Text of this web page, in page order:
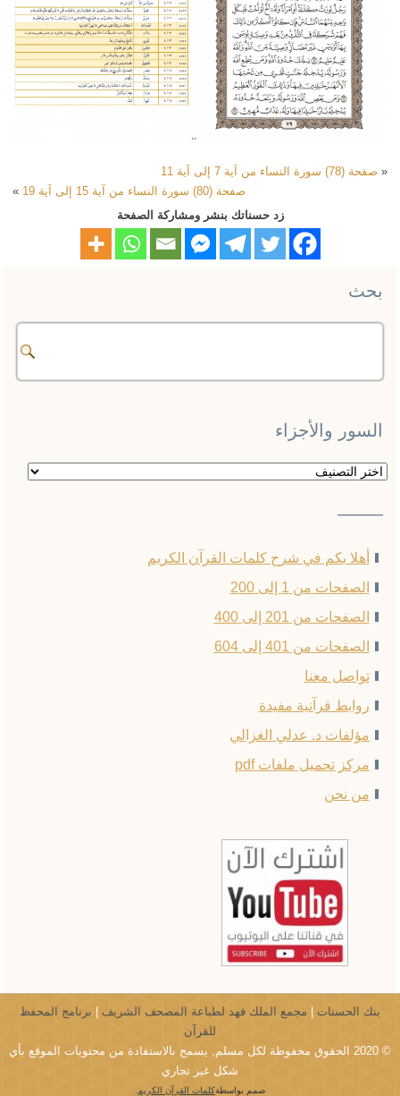
« صفحة (78) سورة النساء من آية 7 إلى آية 11
صفحة (80) سورة النساء من آية 15 إلى آية 19
»
زد حسناتك بنشر ومشاركة الصفحة
بحث
السور والأجزاء
السور
——–
أهلا بكم في شرح كلمات القرآن الكريم
الصفحات من 1 إلى 200
الصفحات من 201 إلى 400
الصفحات من 401 إلى 604
تواصل معنا
روابط قرآنية مفيدة
مؤلفات د. عدلي الغزالي
مركز تحميل ملفات pdf
من نحن
بنك الحسنات | مجمع الملك فهد لطباعة المصحف الشريف | برنامج المحفظ
للقرآن
© 2020 الحقوق محفوظة لكل مسلم, يسمح بالاستفادة من محتويات الموقع بأي
شكل غير تجاري
صمم بواسطةكلمات القرآن الكريم